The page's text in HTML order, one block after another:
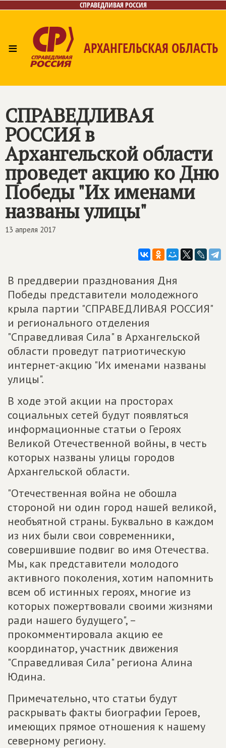
СПРАВЕДЛИВАЯ РОССИЯ
≡ АРХАНГЕЛЬСКАЯ ОБЛАСТЬ
Контакты
Поиск
СПРАВЕДЛИВАЯ
РОССИЯв
Архангельской области
проведет акцию ко Дню
Победы "Их именами
названы улицы"
13 апреля 2017
В преддверии празднования Дня
Победы представители молодежного
крыла партии "СПРАВЕДЛИВАЯ РОССИЯ"
и регионального отделения
"Справедливая Сила" в Архангельской
области проведут патриотическую
интернет-акцию "Их именами названы
улицы".
В ходе этой акции на просторах
социальных сетей будут появляться
информационные статьи о Героях
Великой Отечественной войны, в честь
которых названы улицы городов
Архангельской области.
"Отечественная война не обошла
стороной ни один город нашей великой,
необъятной страны. Буквально в каждом
из них были свои современники,
совершившие подвиг во имя Отечества.
Мы, как представители молодого
активного поколения, хотим напомнить
всем об истинных героях, многие из
которых пожертвовали своими жизнями
ради нашего будущего", –
прокомментировала акцию ее
координатор, участник движения
"Справедливая Сила" региона Алина
Юдина.
Примечательно, что статьи будут
раскрывать факты биографии Героев,
имеющих прямое отношения к нашему
северному региону.